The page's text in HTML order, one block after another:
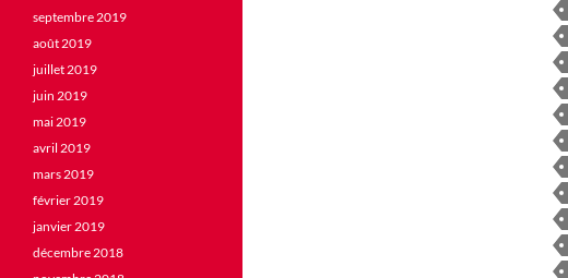
septembre 2019
août 2019
juillet 2019
juin 2019
mai 2019
avril 2019
mars 2019
février 2019
janvier 2019
décembre 2018